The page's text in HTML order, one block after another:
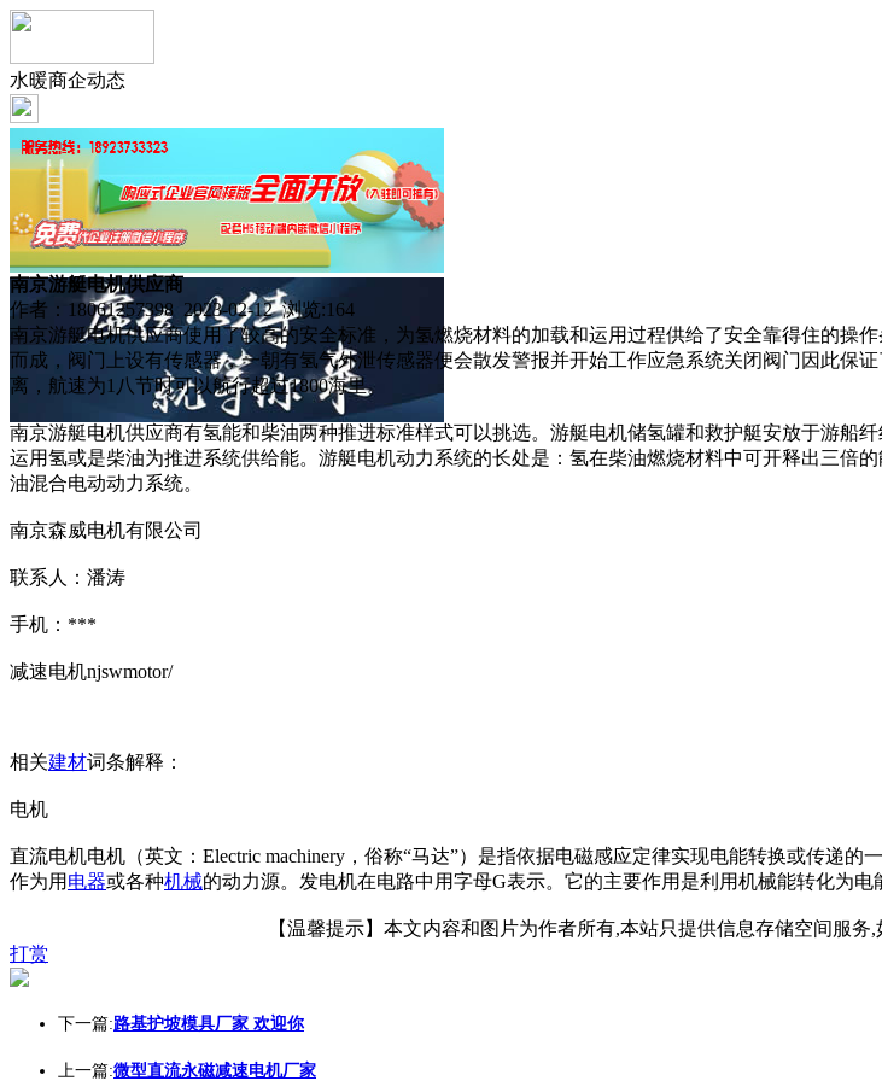
水暖商企动态
南京游艇电机供应商
作者：18061257398 2023-02-12 浏览:164
南京游艇电机供应商使用了较高的安全标准，为氢燃烧材料的加载和运用过程供给了安全靠得住的操
而成，阀门上设有传感器，一朝有氢气外泄传感器便会散发警报并开始工作应急系统关闭阀门因此保
离，航速为1八节时可以航行超过1800海里。
南京游艇电机供应商有氢能和柴油两种推进标准样式可以挑选。游艇电机储氢罐和救护艇安放于游船
运用氢或是柴油为推进系统供给能。游艇电机动力系统的长处是：氢在柴油燃烧材料中可开释出三倍
油混合电动动力系统。
南京森威电机有限公司
联系人：潘涛
手机：***
减速电机njswmotor/
相关建材词条解释：
电机
直流电机电机（英文：Electric machinery，俗称“马达”）是指依据电磁感应定律实现电能转换或传递
作为用 电器或各种机械的动力源。发电机在电路中用字母G表示。它的主要作用是利用机械能转化为
【温馨提示】本文内容和图片为作者所有,本站只提供信息存储空间服务
打赏
下一篇:路基护坡模具厂家 欢迎你
上一篇:微型直流永磁减速电机厂家